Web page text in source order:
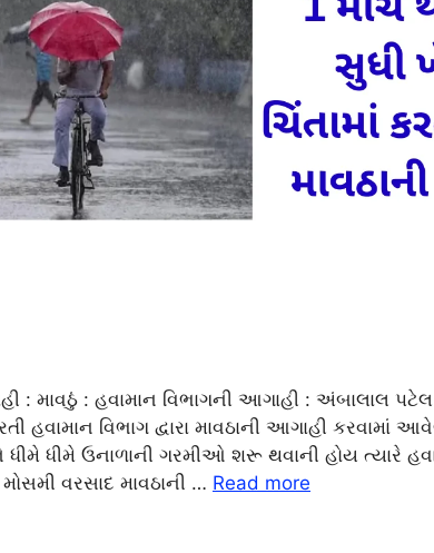
: માવઠું : હવામાન વિભાગની આગાહી : અંબાલાલ
હવામાન વિભાગ દ્વારા માવઠાની આગાહી કરવામાં
ધીમે ઉનાળાની ગરમીઓ શરૂ થવાની હોય ત્યારે
વરસાદ માવઠાની … Read more